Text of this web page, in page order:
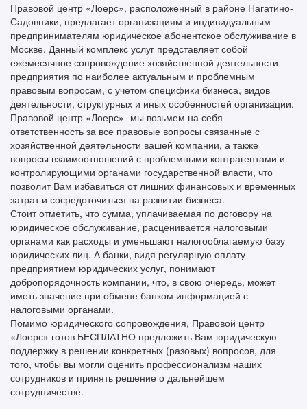
Правовой центр «Лоерс», расположенный в районе Нагатино-
Садовники, предлагает организациям и индивидуальным
предпринимателям юридическое абонентское обслуживание в
Москве. Данный комплекс услуг представляет собой
ежемесячное сопровождение хозяйственной деятельности
предприятия по наиболее актуальным и проблемным
правовым вопросам, с учетом специфики бизнеса, видов
деятельности, структурных и иных особенностей организации.
Правовой центр «Лоерс»- мы возьмем на себя
ответственность за все правовые вопросы связанные с
хозяйственной деятельности вашей компании, а также
вопросы взаимоотношений с проблемными контрагентами и
контролирующими органами государственной власти, что
позволит Вам избавиться от лишних финансовых и временных
затрат и сосредоточиться на развитии бизнеса.
Стоит отметить, что сумма, уплачиваемая по договору на
юридическое обслуживание, расценивается налоговыми
органами как расходы и уменьшают налогооблагаемую базу
юридических лиц. А банки, видя регулярную оплату
предприятием юридических услуг, понимают
добропорядочность компании, что, в свою очередь, может
иметь значение при обмене банком информацией с
налоговыми органами.
Помимо юридического сопровождения, Правовой центр
«Лоерс» готов БЕСПЛАТНО предложить Вам юридическую
поддержку в решении конкретных (разовых) вопросов, для
того, чтобы вы могли оценить профессионализм наших
сотрудников и принять решение о дальнейшем
сотрудничестве.